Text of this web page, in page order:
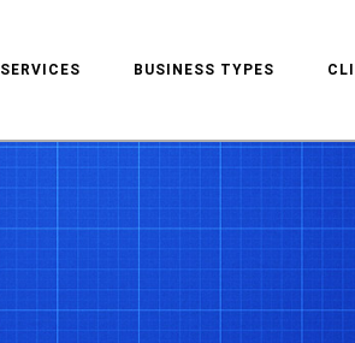
SERVICES BUSINESS TYPES